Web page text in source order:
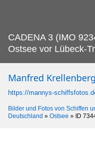
CADENA 3 (IMO
Ostsee vor Lübeck-
Manfred Krellenberg
https://mannys-
Bilder und Fotos von Schiffen
Deutschland » Ostsee » ID